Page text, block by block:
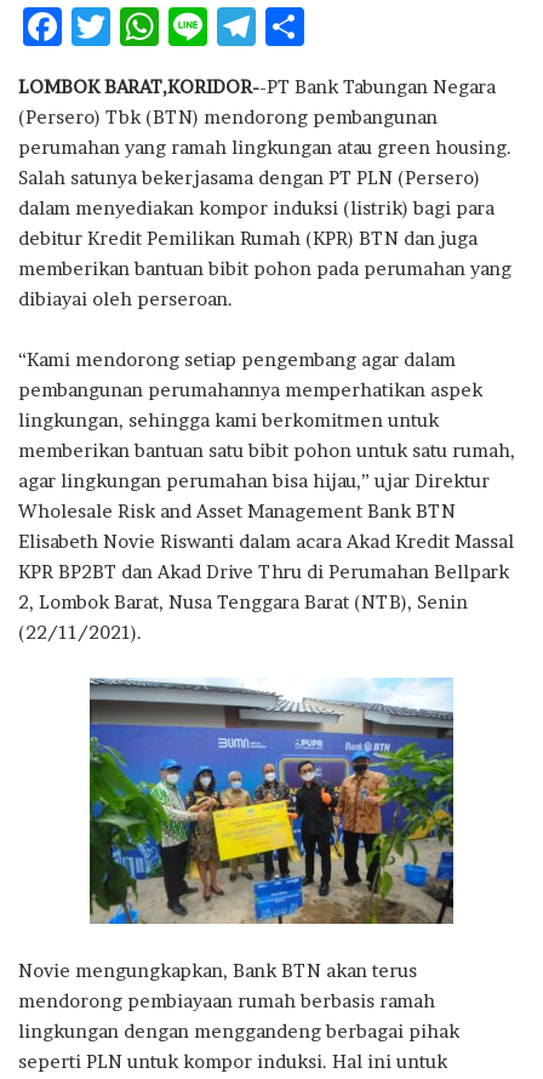
F
e
b
o
o
k
T
it
te
r
W
at
s
A
p
p
Li
e
T
e
g
ra
m
ar
e
LOMBOK BARAT,KORIDOR--PT Bank Tabungan Negara
(Persero) Tbk (BTN) mendorong pembangunan
perumahan yang ramah lingkungan atau green housing.
Salah satunya bekerjasama dengan PT PLN (Persero)
dalam menyediakan kompor induksi (listrik) bagi para
debitur Kredit Pemilikan Rumah (KPR) BTN dan juga
memberikan bantuan bibit pohon pada perumahan yang
dibiayai oleh perseroan.
“Kami mendorong setiap pengembang agar dalam
pembangunan perumahannya memperhatikan aspek
lingkungan, sehingga kami berkomitmen untuk
memberikan bantuan satu bibit pohon untuk satu rumah,
agar lingkungan perumahan bisa hijau,” ujar Direktur
Wholesale Risk and Asset Management Bank BTN
Elisabeth Novie Riswanti dalam acara Akad Kredit Massal
KPR BP2BT dan Akad Drive Thru di Perumahan Bellpark
2, Lombok Barat, Nusa Tenggara Barat (NTB), Senin
(22/11/2021).
Novie mengungkapkan, Bank BTN akan terus
mendorong pembiayaan rumah berbasis ramah
lingkungan dengan menggandeng berbagai pihak
seperti PLN untuk kompor induksi. Hal ini untuk